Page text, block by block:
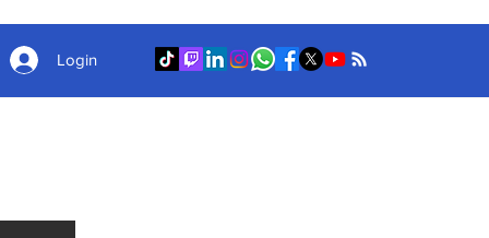
Login